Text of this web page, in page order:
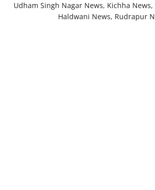
Udham Singh Nagar News, Kichha
Haldwani News, Rudrapur